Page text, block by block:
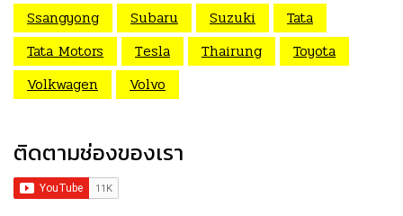
Ssangyong
Subaru Suzuki
Tata
Tata Motors
Tesla Thairung
Toyota
Volkwagen
Volvo
ติดตามช่องของเรา